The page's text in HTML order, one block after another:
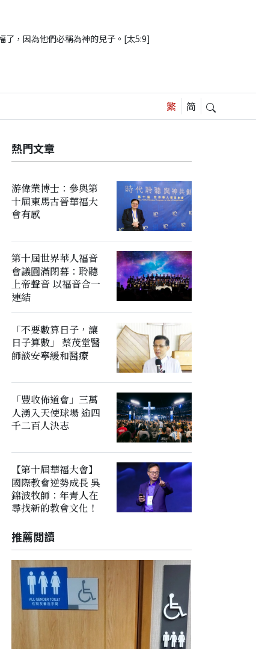
了，因為他們必稱為神的兒子。[太5:9]
熱門文章
游偉業博士：參與第
十屆東馬古晉華福大
會有感
第十屆世界華人福音
會議圓滿閉幕：聆聽
上帝聲音 以福音合一
連結
「不要數算日子，讓
日子算數」 蔡茂堂醫
師談安寧緩和醫療
「豐收佈道會」三萬
人湧入天使球場 逾四
千二百人決志
【第十屆華福大會】
國際教會逆勢成長 吳
錦波牧師：年青人在
尋找新的教會文化！
推薦閲讀